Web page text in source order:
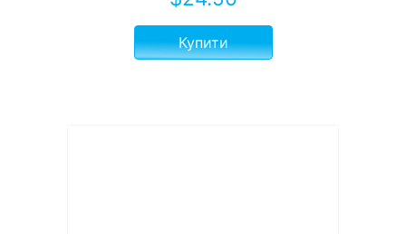
Купити